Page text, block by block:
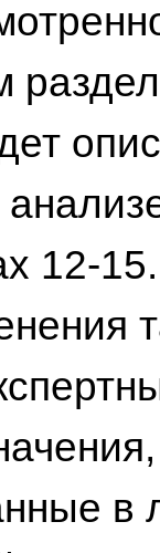
12-
в